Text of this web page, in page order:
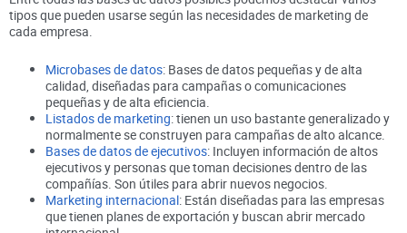
tipos que pueden usarse según las necesidades de marketing de
cada empresa.
Microbases de datos: Bases de datos pequeñas y de alta
calidad, diseñadas para campañas o comunicaciones
pequeñas y de alta eficiencia.
Listados de marketing: tienen un uso bastante generalizado y
normalmente se construyen para campañas de alto alcance.
Bases de datos de ejecutivos: Incluyen información de altos
ejecutivos y personas que toman decisiones dentro de las
compañías. Son útiles para abrir nuevos negocios.
Marketing internacional: Están diseñadas para las empresas
que tienen planes de exportación y buscan abrir mercado